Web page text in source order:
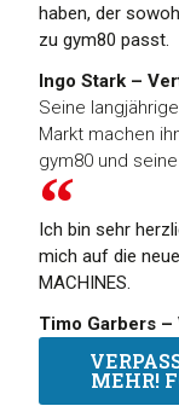
haben, der
zu gym80 passt.
Ingo Stark –
Seine
Markt machen
gym80 und
Ich bin sehr
mich auf die
MACHINES.
Timo Garbers
MEHR!